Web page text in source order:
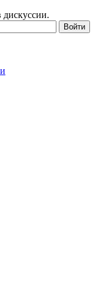
дискуссии.
Войти